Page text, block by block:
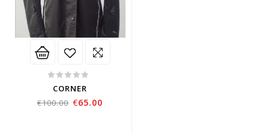
of
CORNER
€100.00 €65.00